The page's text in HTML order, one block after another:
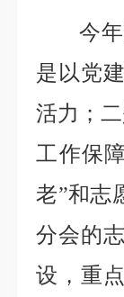
今
是以党
活力；
工作保
老”和志
分会的
设，重